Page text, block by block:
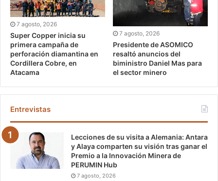
7 agosto, 2026
Super Copper inicia su
primera campaña de
perforación diamantina en
Cordillera Cobre, en
Atacama
7 agosto, 2026
Presidente de ASOMICO
resaltó anuncios del
biministro Daniel Mas para
el sector minero
Entrevistas
Lecciones de su visita a Alemania: Antara
y Alaya comparten su visión tras ganar el
Premio a la Innovación Minera de
PERUMIN Hub
7 agosto, 2026